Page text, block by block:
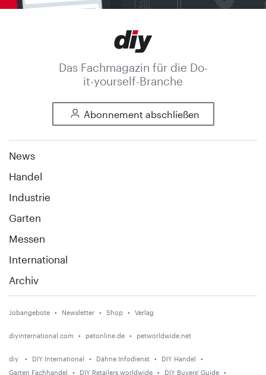
Das Fachmagazin für die Do-
it-yourself-Branche
Abonnement abschließen
News
Handel
Industrie
Garten
Messen
International
Archiv
Jobangebote Newsletter Shop Verlag
diyinternational.com petonline.de petworldwide.net
diy DIY International Dähne Infodienst
DIY Handel
Garten Fachhandel
DIY Retailers worldwide DIY Buyers' Guide